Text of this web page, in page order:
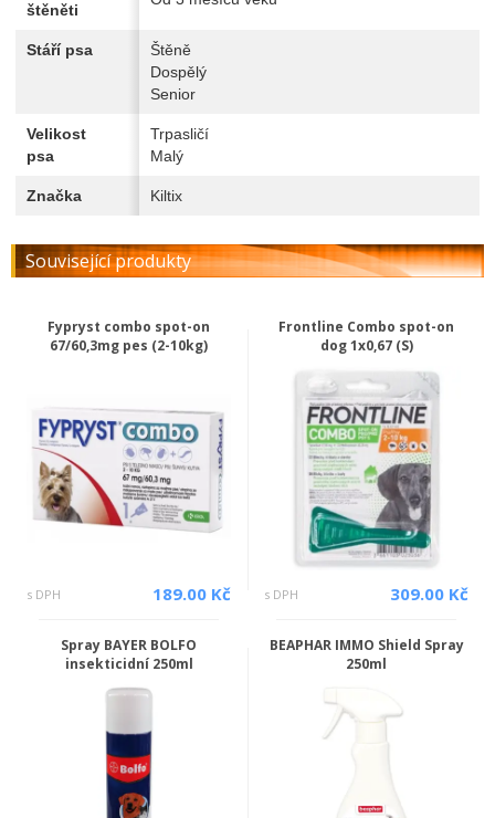
štěněti
Stáří psa
Štěně
Dospělý
Senior
Velikost
psa
Trpasličí
Malý
Značka Kiltix
Související produkty
Fypryst combo spot-on
67/60,3mg pes (2-10kg)
s DPH 189.00 Kč
Frontline Combo spot-on
dog 1x0,67 (S)
s DPH 309.00 Kč
Spray BAYER BOLFO
insekticidní 250ml
BEAPHAR IMMO Shield Spray
250ml